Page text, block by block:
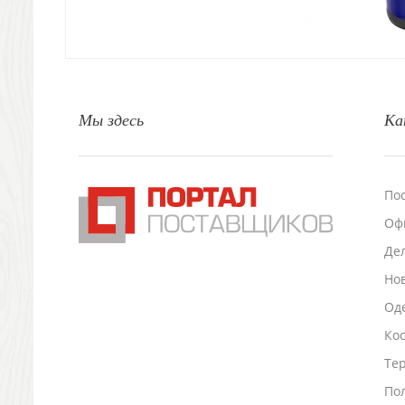
Подставки для визиток записок телефонов
Промо
Антистрессы
Мы здесь